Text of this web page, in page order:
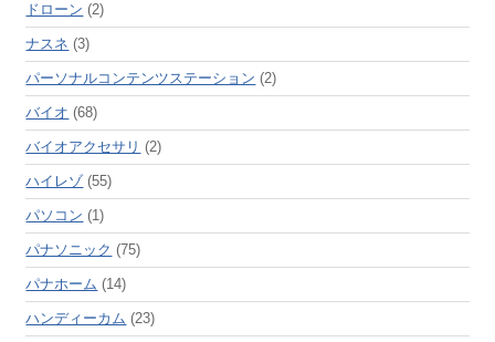
ドローン (2)
ナスネ (3)
パーソナルコンテンツステーション (2)
バイオ (68)
バイオアクセサリ (2)
ハイレゾ(55)
パソコン (1)
パナソニック (75)
パナホーム (14)
ハンディーカム (23)